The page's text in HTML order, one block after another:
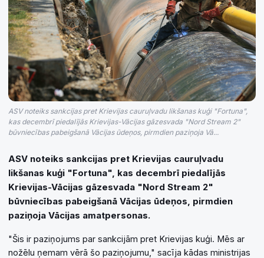
ASV noteiks sankcijas pret Krievijas cauruļvadu likšanas kuģi "Fortuna",
kas decembrī piedalījās Krievijas-Vācijas gāzesvada "Nord Stream 2"
būvniecības pabeigšanā Vācijas ūdeņos, pirmdien paziņoja Vā...
ASV noteiks sankcijas pret Krievijas cauruļvadu
likšanas kuģi "Fortuna", kas decembrī piedalījās
Krievijas-Vācijas gāzesvada "Nord Stream 2"
būvniecības pabeigšanā Vācijas ūdeņos, pirmdien
paziņoja Vācijas amatpersonas.
"Šis ir paziņojums par sankcijām pret Krievijas kuģi. Mēs ar
nožēlu ņemam vērā šo paziņojumu," sacīja kādas ministrijas